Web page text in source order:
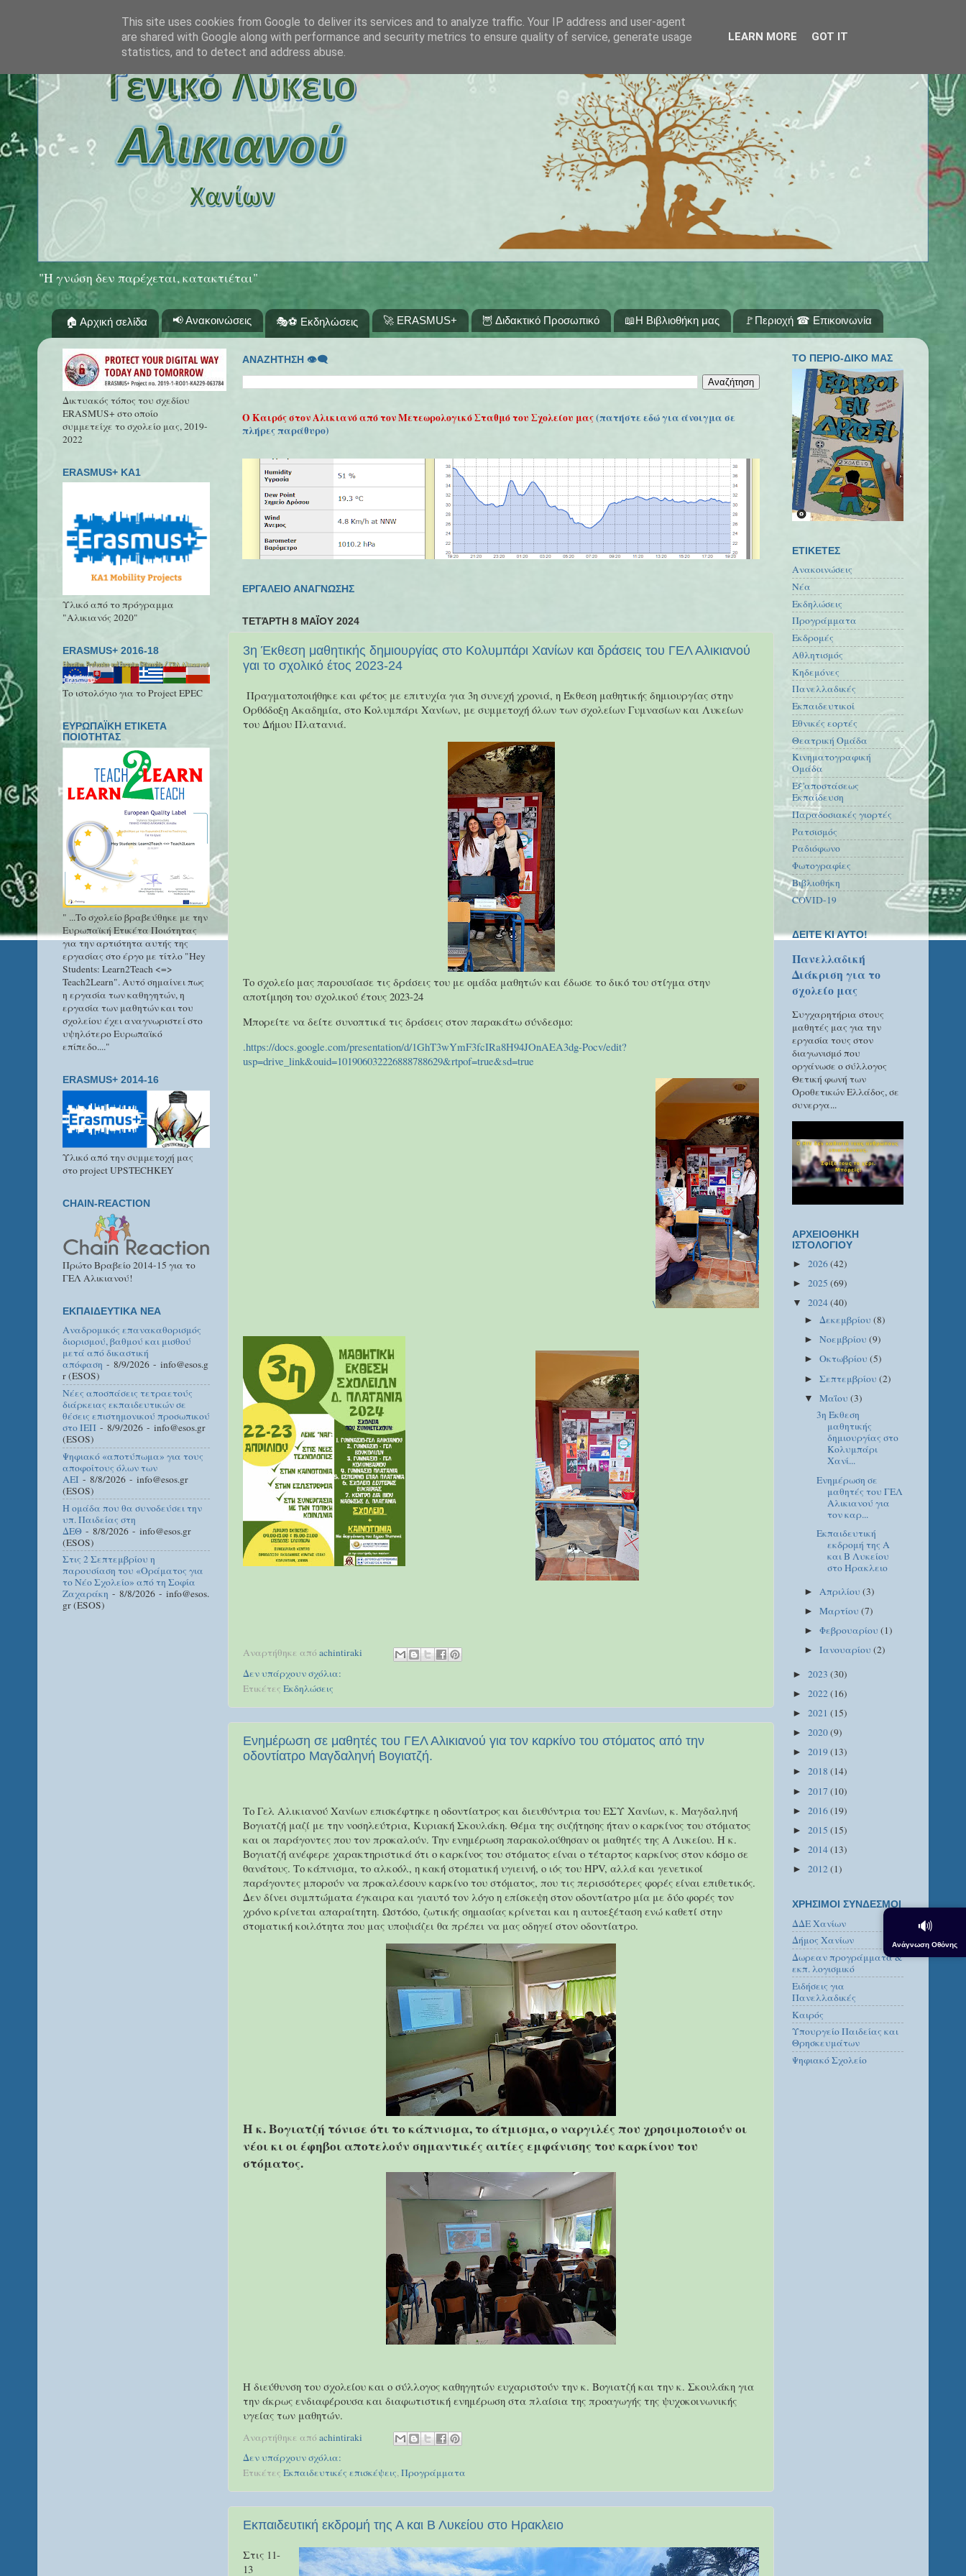
"Η γνώση δεν παρέχεται, κατακτιέται"
🏠 Αρχική σελίδα 📢 Ανακοινώσεις 🎭⚽ Εκδηλώσεις 🚀 ERASMUS+ 🦉 Διδακτικό Προσωπικό 📖Η Βιβλιοθήκη μας 🚩Περιοχή ☎ Επικοινωνία
ΑΝΑΖΗΤΗΣΗ 👁‍🗨
Ο Καιρός στον Αλικιανό από τον Μετεωρολογικό Σταθμό του Σχολείου μας(πατήστε εδώ για άνοιγμα σε
πλήρες παράθυρο)
ΕΡΓΑΛΕΙΟ ΑΝΑΓΝΩΣΗΣ
🔊
Ανάγνωση Οθόνης
ΤΕΤΆΡΤΗ 8 ΜΑΪ́ΟΥ 2024
3η Έκθεση μαθητικής δημιουργίας στο Κολυμπάρι Χανίων και δράσεις του ΓΕΛ Αλικιανού
γαι το σχολικό έτος 2023-24
Πραγματοποιήθηκε και φέτος με επιτυχία για 3η συνεχή χρονιά, η Έκθεση μαθητικής δημιουργίας στην
Ορθόδοξη Ακαδημία, στο Κολυμπάρι Χανίων, με συμμετοχή όλων των σχολείων Γυμνασίων και Λυκείων
του Δήμου Πλατανιά.
Το σχολείο μας παρουσίασε τις δράσεις του με ομάδα μαθητών και έδωσε το δικό του στίγμα στην
αποτίμηση του σχολικού έτους 2023-24
Μπορείτε να δείτε συνοπτικά τις δράσεις στον παρακάτω σύνδεσμο:
.https://docs.google.com/presentation/d/1GhT3wYmF3fcIRa8H94JOnAEA3dg-Pocv/edit?
usp=drive_link&ouid=101906032226888788629&rtpof=true&sd=true
\
Αναρτήθηκε από achintiraki
Δεν υπάρχουν σχόλια:
Ετικέτες Εκδηλώσεις
Ενημέρωση σε μαθητές του ΓΕΛ Αλικιανού για τον καρκίνο του στόματος από την
οδοντίατρο Μαγδαληνή Βογιατζή.
Το Γελ Αλικιανού Χανίων επισκέφτηκε η οδοντίατρος και διευθύντρια του ΕΣΥ Χανίων, κ. Μαγδαληνή
Βογιατζή μαζί με την νοσηλεύτρια, Κυριακή Σκουλάκη. Θέμα της συζήτησης ήταν ο καρκίνος του στόματος
και οι παράγοντες που τον προκαλούν. Την ενημέρωση παρακολούθησαν οι μαθητές της Α Λυκείου. Η κ.
Βογιατζή ανέφερε χαρακτηριστικά ότι ο καρκίνος του στόματος είναι ο τέταρτος καρκίνος στον κόσμο σε
θανάτους. Το κάπνισμα, το αλκοόλ, η κακή στοματική υγιεινή, ο ιός του HPV, αλλά και γενετικοί
παράγοντες μπορούν να προκαλέσουν καρκίνο του στόματος, που τις περισσότερες φορές είναι επιθετικός.
Δεν δίνει συμπτώματα έγκαιρα και γιαυτό τον λόγο η επίσκεψη στον οδοντίατρο μία με δύο φορές τον
χρόνο κρίνεται απαραίτητη. Ωστόσο, ζωτικής σημασίας κρίνεται και η αυτοεξέταση ενώ καθετί στην
στοματική κοιλότητα που μας υποψιάζει θα πρέπει να μας οδηγεί στον οδοντίατρο.
Η κ. Βογιατζή τόνισε ότι το κάπνισμα, το άτμισμα, ο ναργιλές που χρησιμοποιούν οι
νέοι κι οι έφηβοι αποτελούν σημαντικές αιτίες εμφάνισης του καρκίνου του
στόματος.
Η διεύθυνση του σχολείου και ο σύλλογος καθηγητών ευχαριστούν την κ. Βογιατζή και την κ. Σκουλάκη για
την άκρως ενδιαφέρουσα και διαφωτιστική ενημέρωση στα πλαίσια της προαγωγής της ψυχοκοινωνικής
υγείας των μαθητών.
Αναρτήθηκε από achintiraki
Δεν υπάρχουν σχόλια:
Ετικέτες Εκπαιδευτικές επισκέψεις,Προγράμματα
Εκπαιδευτική εκδρομή της Α και Β Λυκείου στο Ηρακλειο
Στις 11-
13
Δικτυακός τόπος του σχεδίου
ERASMUS+ στο οποίο
συμμετείχε το σχολείο μας, 2019-
2022
ERASMUS+ KA1
Υλικό από το πρόγραμμα
"Αλικιανός 2020"
ERASMUS+ 2016-18
Το ιστολόγιο για το Project EPEC
ΕΥΡΩΠΑΪΚΗ ΕΤΙΚΕΤΑ
ΠΟΙΟΤΗΤΑΣ
" ...Το σχολείο βραβεύθηκε με την
Ευρωπαϊκή Ετικέτα Ποιότητας
για την αρτιότητα αυτής της
εργασίας στο έργο με τίτλο "Hey
Students: Learn2Teach <=>
Teach2Learn". Αυτό σημαίνει πως
η εργασία των καθηγητών, η
εργασία των μαθητών και του
σχολείου έχει αναγνωριστεί στο
υψηλότερο Ευρωπαϊκό
επίπεδο...."
ERASMUS+ 2014-16
Υλικό από την συμμετοχή μας
στο project UPSTECHKEY
CHAIN-REACTION
Πρώτο Βραβείο 2014-15 για το
ΓΕΛ Αλικιανού!
ΕΚΠΑΙΔΕΥΤΙΚΑ ΝΕΑ
Αναδρομικός επανακαθορισμός
διορισμού, βαθμού και μισθού
μετά από δικαστική
απόφαση - 8/9/2026 - info@esos.g
r (ESOS)
Νέες αποσπάσεις τετραετούς
διάρκειας εκπαιδευτικών σε
θέσεις επιστημονικού προσωπικού
στο ΙΕΠ - 8/9/2026 - info@esos.gr
(ESOS)
Ψηφιακό «αποτύπωμα» για τους
αποφοίτους όλων των
ΑΕΙ - 8/8/2026 - info@esos.gr
(ESOS)
Η ομάδα που θα συνοδεύσει την
υπ. Παιδείας στη
ΔΕΘ - 8/8/2026 - info@esos.gr
(ESOS)
Στις 2 Σεπτεμβρίου η
παρουσίαση του «Οράματος για
το Νέο Σχολείο» από τη Σοφία
Ζαχαράκη - 8/8/2026 - info@esos.
gr (ESOS)
ΤΟ ΠΕΡΙΟ-ΔΙΚΟ ΜΑΣ
ΕΤΙΚΕΤΕΣ
Ανακοινώσεις
Νέα
Εκδηλώσεις
Προγράμματα
Εκδρομές
Αθλητισμός
Κηδεμόνες
Πανελλαδικές
Εκπαιδευτικοί
Εθνικές εορτές
Θεατρική Ομάδα
Κινηματογραφική
Ομάδα
Εξ'αποστάσεως
Εκπαίδευση
Παραδοσιακές γιορτές
Ρατσισμός
Ραδιόφωνο
Φωτογραφίες
Βιβλιοθήκη
COVID-19
ΔΕΙΤΕ ΚΙ ΑΥΤΟ!
Πανελλαδική
Διάκριση για το
σχολείο μας
Συγχαρητήρια στους
μαθητές μας για την
εργασία τους στον
διαγωνισμό που
οργάνωσε ο σύλλογος
Θετική φωνή των
Οροθετικών Ελλάδος, σε
συνεργα...
ΑΡΧΕΙΟΘΗΚΗ
ΙΣΤΟΛΟΓΙΟΥ
► 2026(42)
► 2025 (69)
▼ 2024(40)
►Δεκεμβρίου(8)
►Νοεμβρίου(9)
►Οκτωβρίου(5)
►Σεπτεμβρίου(2)
▼Μαΐου(3)
3η Έκθεση
μαθητικής
δημιουργίας στο
Κολυμπάρι
Χανί...
Ενημέρωση σε
μαθητές του ΓΕΛ
Αλικιανού για
τον καρ...
Εκπαιδευτική
εκδρομή της Α
και Β Λυκείου
στο Ηρακλειο
► Απριλίου(3)
►Μαρτίου(7)
►Φεβρουαρίου(1)
►Ιανουαρίου(2)
► 2023 (30)
► 2022(16)
► 2021 (15)
► 2020(9)
► 2019 (13)
► 2018 (14)
► 2017 (10)
► 2016(19)
► 2015 (15)
► 2014(13)
► 2012(1)
ΧΡΗΣΙΜΟΙ ΣΥΝΔΕΣΜΟΙ
ΔΔΕ Χανίων
Δήμος Χανίων
Δωρεαν προγράμματα &
εκπ. λογισμικό
Ειδήσεις για
Πανελλαδικές
Καιρός
Υπουργείο Παιδείας και
Θρησκευμάτων
Ψηφιακό Σχολείο
This site uses cookies from Google to deliver its services and to analyze traffic. Your IP address and user-agent
are shared with Google along with performance and security metrics to ensure quality of service, generate usage
statistics, and to detect and address abuse.
LEARN MORE GOT IT